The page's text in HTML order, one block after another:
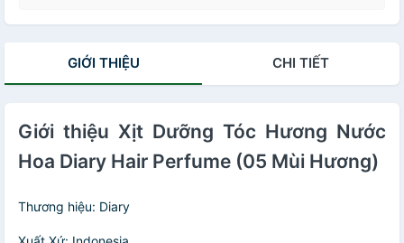
GIỚI THIỆU CHI TIẾT
Giới thiệu Xịt Dưỡng Tóc Hương Nước
Hoa Diary Hair Perfume (05 Mùi Hương)
Thương hiệu: Diary